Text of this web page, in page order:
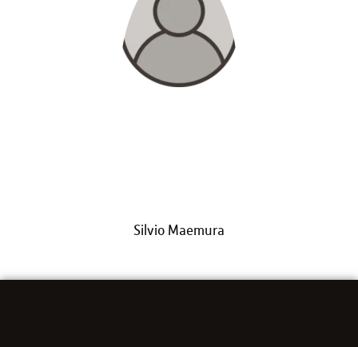
Silvio Maemura